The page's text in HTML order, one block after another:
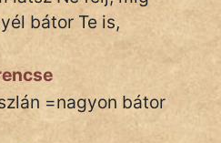
bátor Te is,
=nagyon bátor